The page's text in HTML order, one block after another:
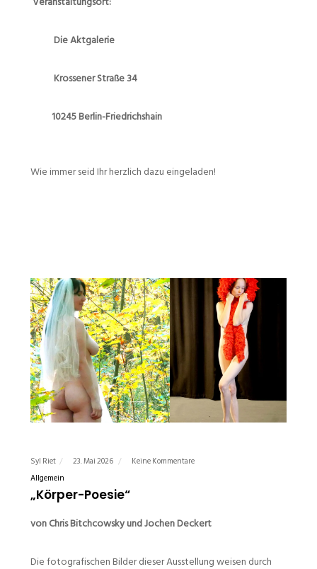
Die Aktgalerie
Krossener Straße 34
10245 Berlin-Friedrichshain
Wie immer seid Ihr herzlich dazu eingeladen!
Syl Riet 23. Mai 2026
Keine Kommentare
Allgemein
„Körper-Poesie“
von Chris Bitchcowsky und Jochen Deckert
Die fotografischen Bilder dieser Ausstellung weisen durch